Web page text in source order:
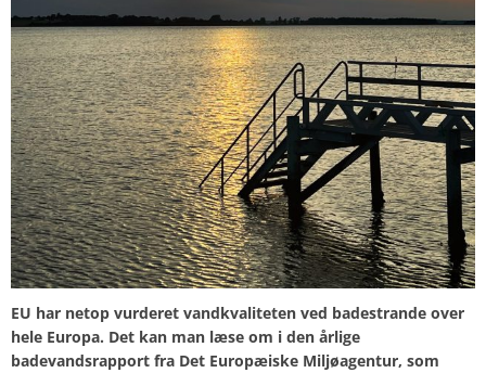
EU har netop vurderet vandkvaliteten ved badestrande over
hele Europa. Det kan man læse om i den årlige
badevandsrapport fra Det Europæiske Miljøagentur, som